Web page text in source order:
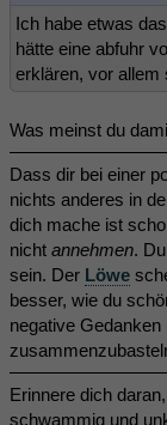
Ich habe etwas
hätte eine abfuhr
erklären, vor allem
Was meinst du
Dass dir bei einer
nichts anderes in
dich mache ist
nicht annehmen.
sein. Der Löwe
besser, wie du
negative
Erinnere dich
schwammig und